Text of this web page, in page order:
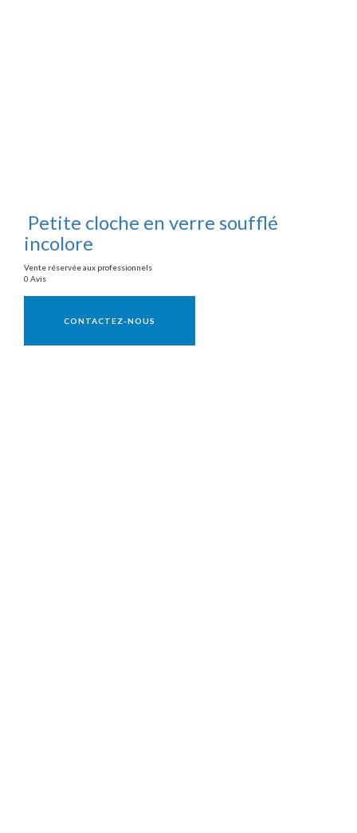
Petite cloche en verre soufflé
incolore
Vente réservée aux professionnels
0 Avis
CONTACTEZ-NOUS